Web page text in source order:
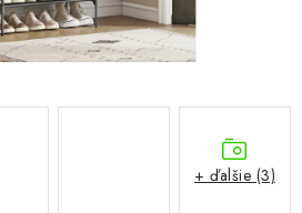
Registrace
+ ďalšie (3)